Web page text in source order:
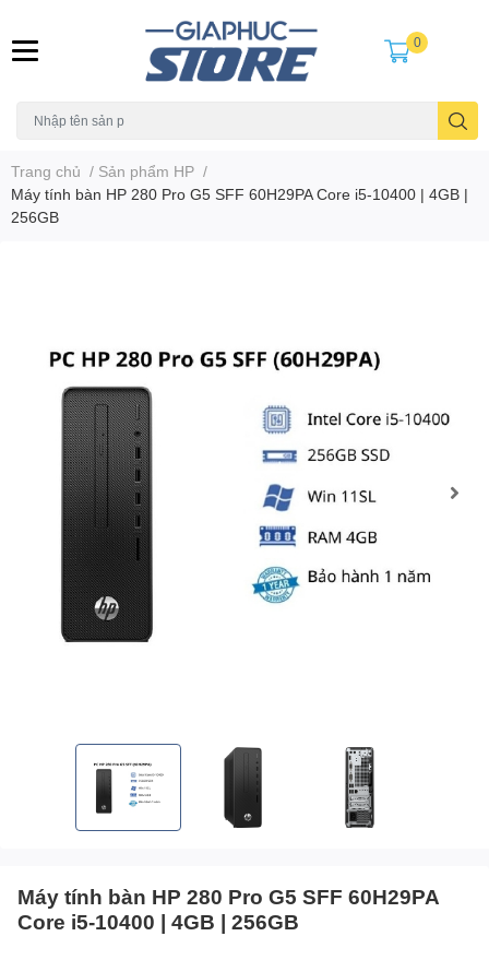
0
Trang chủ / Sản phẩm HP /
Máy tính bàn HP 280 Pro G5 SFF 60H29PA Core i5-10400 | 4GB |
256GB
Máy tính bàn HP 280 Pro G5 SFF 60H29PA
Core i5-10400 | 4GB | 256GB